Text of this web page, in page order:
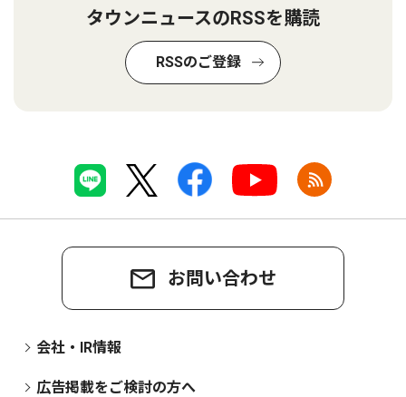
タウンニュースのRSSを購読
RSSのご登録
お問い合わせ
会社・IR情報
広告掲載をご検討の方へ